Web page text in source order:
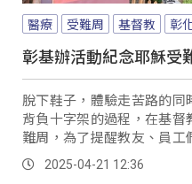
醫療 受難周 基督教 彰
彰基辦活動紀念耶穌受
脫下鞋子，體驗走苦路的
背負十字架的過程，在基
難周，為了提醒教友、員工
院辦理紀念耶穌受難的特別
式，省思信仰與生命的意義。
2025-04-21 12:36